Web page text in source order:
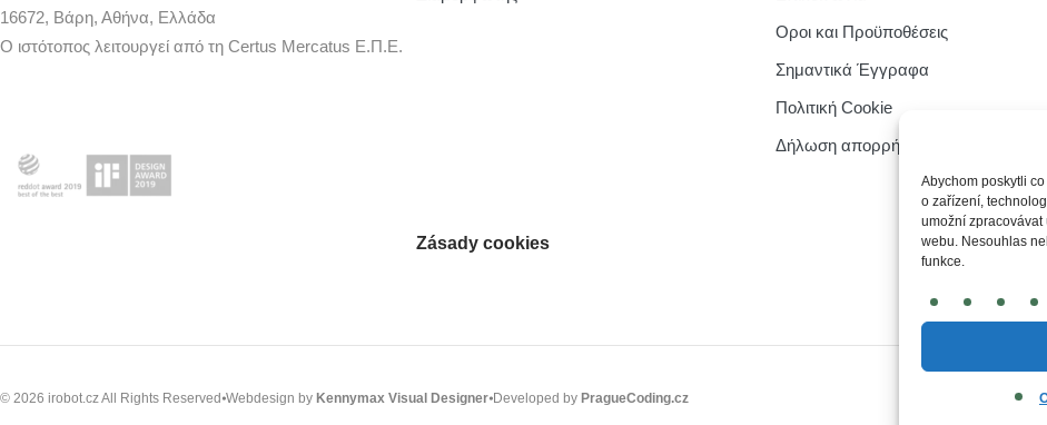
Abychom poskytli
o zařízení,
umožní
webu. Nesouhlas
funkce.
16672, Βάρη, Αθήνα, Ελλάδα
Ο ιστότοπος λειτουργεί από τη Certus Mercatus Ε.Π.Ε.
Οροι και Προϋποθέσεις
Σημαντικά Έγγραφα
Πολιτική Cookie
Δήλωση απορρήτου
Zásady cookies
© 2026 irobot.cz All Rights Reserved Webdesign by Kennymax Visual Designer Developed by PragueCoding.cz